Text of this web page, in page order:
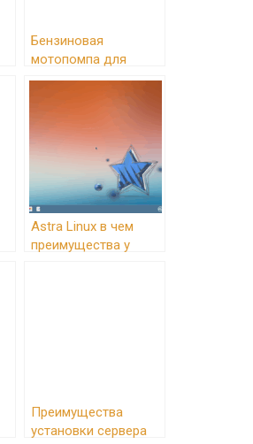
Бензиновая
мотопомпа для
воды: сфера
Astra Linux в чем
преимущества у
Преимущества
установки сервера